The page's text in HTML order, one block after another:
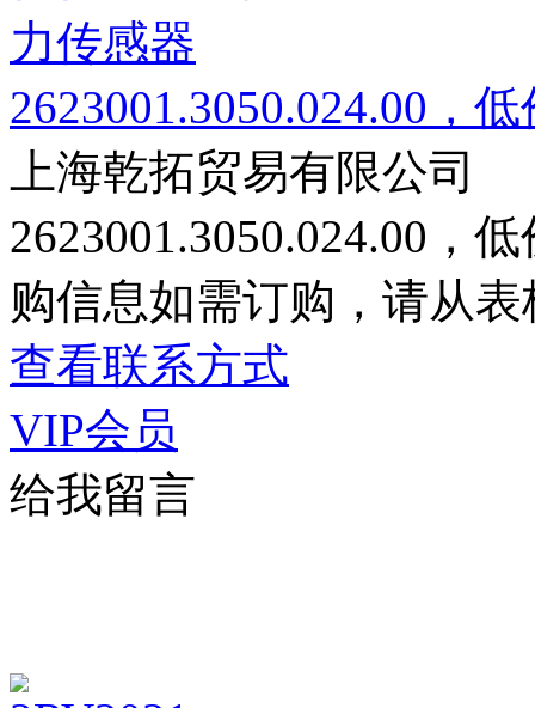
2623001.3050.024.00，
上海乾拓贸易有限公司
2623001.3050.024.00，
购信息如需订购，请从
查看联系方式
VIP会员
给我留言